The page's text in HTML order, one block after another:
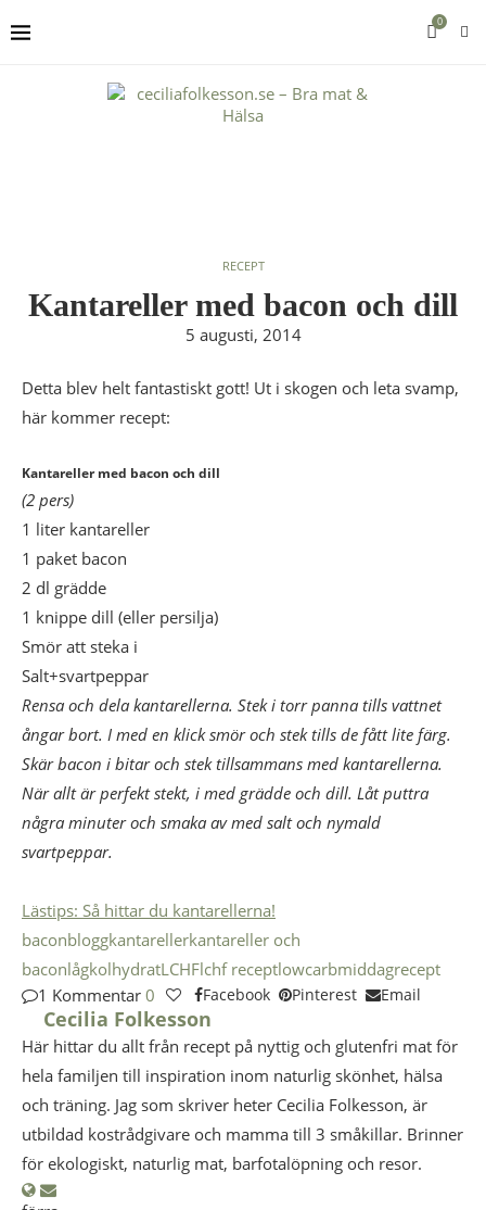
0
RECEPT
Kantareller med bacon och dill
5 augusti, 2014
Detta blev helt fantastiskt gott! Ut i skogen och leta svamp,
här kommer recept:
Kantareller med bacon och dill
(2 pers)
1 liter kantareller
1 paket bacon
2 dl grädde
1 knippe dill (eller persilja)
Smör att steka i
Salt+svartpeppar
Rensa och dela kantarellerna. Stek i torr panna tills vattnet
ångar bort. I med en klick smör och stek tills de fått lite färg.
Skär bacon i bitar och stek tillsammans med kantarellerna.
När allt är perfekt stekt, i med grädde och dill. Låt puttra
några minuter och smaka av med salt och nymald
svartpeppar.
Lästips: Så hittar du kantarellerna!
baconbloggkantarellerkantareller och
baconlågkolhydratLCHFlchf receptlowcarbmiddagrecept
1 Kommentar 0 Facebook Pinterest Email
Cecilia Folkesson
Här hittar du allt från recept på nyttig och glutenfri mat för
hela familjen till inspiration inom naturlig skönhet, hälsa
och träning. Jag som skriver heter Cecilia Folkesson, är
utbildad kostrådgivare och mamma till 3 småkillar. Brinner
för ekologiskt, naturlig mat, barfotalöpning och resor.